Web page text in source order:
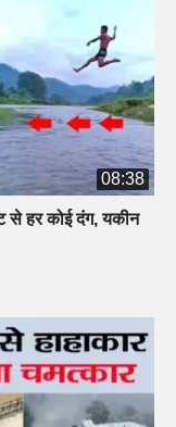
08:38
से हर कोई दंग, यकीन